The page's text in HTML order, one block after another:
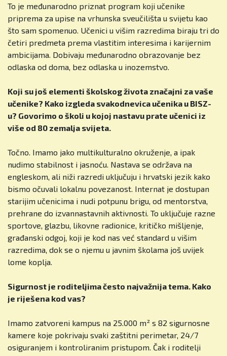
To je međunarodno priznat program koji učenike
priprema za upise na vrhunska sveučilišta u svijetu kao
što sam spomenuo. Učenici u višim razredima biraju tri do
četiri predmeta prema vlastitim interesima i karijernim
ambicijama. Dobivaju međunarodno obrazovanje bez
odlaska od doma, bez odlaska u inozemstvo.
Koji su još elementi školskog života značajni za vaše
učenike? Kako izgleda svakodnevica učenika u BISZ-
u? Govorimo o školi u kojoj nastavu prate učenici iz
više od 80 zemalja svijeta.
Točno. Imamo jako multikulturalno okruženje, a ipak
nudimo stabilnost i jasnoću. Nastava se održava na
engleskom, ali niži razredi uključuju i hrvatski jezik kako
bismo očuvali lokalnu povezanost. Internat je dostupan
starijim učenicima i nudi potpunu brigu, od mentorstva,
prehrane do izvannastavnih aktivnosti. To uključuje razne
sportove, glazbu, likovne radionice, kritičko mišljenje,
građanski odgoj, koji je kod nas već standard u višim
razredima, dok se o njemu u javnim školama još uvijek
lome koplja.
Sigurnost je roditeljima često najvažnija tema. Kako
je riješena kod vas?
Imamo zatvoreni kampus na 25.000 m² s 82 sigurnosne
kamere koje pokrivaju svaki zaštitni perimetar, 24/7
osiguranjem i kontroliranim pristupom. Čak i roditelji